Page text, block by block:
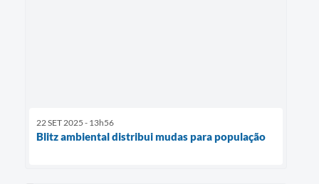
22 SET 2025 - 13h56
Blitz ambiental distribui mudas para população